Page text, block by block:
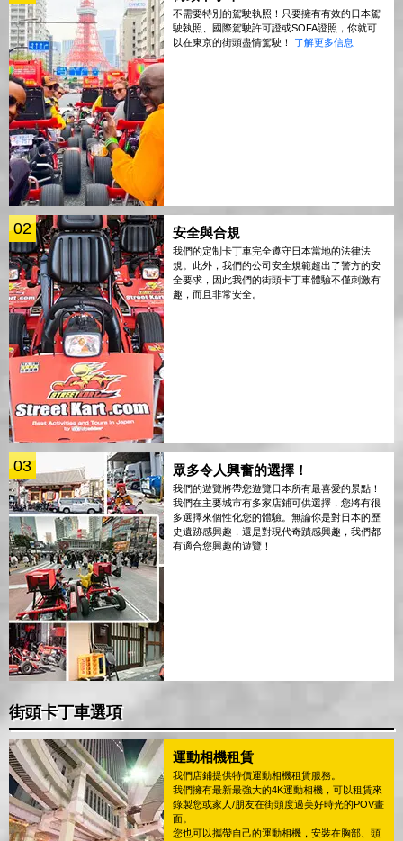
不需要特別的駕駛執照！只要擁有有效的日本駕
駛執照、國際駕駛許可證或SOFA證照，你就可
以在東京的街頭盡情駕駛！ 了解更多信息
02 安全與合規
我們的定制卡丁車完全遵守日本當地的法律法
規。此外，我們的公司安全規範超出了警方的安
全要求，因此我們的街頭卡丁車體驗不僅刺激有
趣，而且非常安全。
03 眾多令人興奮的選擇！
我們的遊覽將帶您遊覽日本所有最喜愛的景點！
我們在主要城市有多家店鋪可供選擇，您將有很
多選擇來個性化您的體驗。無論你是對日本的歷
史遺跡感興趣，還是對現代奇蹟感興趣，我們都
有適合您興趣的遊覽！
街頭卡丁車選項
運動相機租賃
我們店鋪提供特價運動相機租賃服務。
我們擁有最新最強大的4K運動相機，可以租賃來
錄製您或家人/朋友在街頭度過美好時光的POV畫
面。
您也可以攜帶自己的運動相機，安裝在胸部、頭